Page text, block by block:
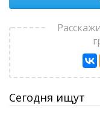
Сегодня ищут